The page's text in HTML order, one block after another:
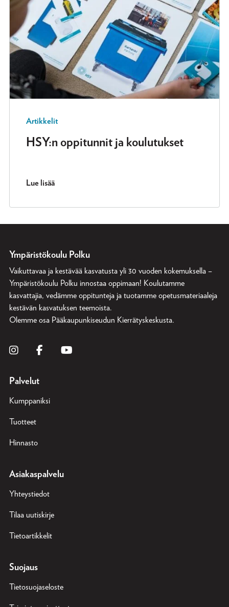
Artikkelit
HSY:n oppitunnit ja koulutukset
Lue lisää
Ympäristökoulu Polku
Vaikuttavaa ja kestävää kasvatusta yli 30 vuoden kokemuksella –
Ympäristökoulu Polku innostaa oppimaan! Koulutamme
kasvattajia, vedämme oppitunteja ja tuotamme opetusmateriaaleja
kestävän kasvatuksen teemoista.
Olemme osa Pääkaupunkiseudun Kierrätyskeskusta.
Palvelut
Kumppaniksi
Tuotteet
Hinnasto
Asiakaspalvelu
Yhteystiedot
Tilaa uutiskirje
Tietoartikkelit
Suojaus
Tietosuojaseloste